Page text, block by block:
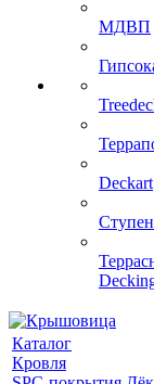
МДВП
Deckart
Каталог
Кровля